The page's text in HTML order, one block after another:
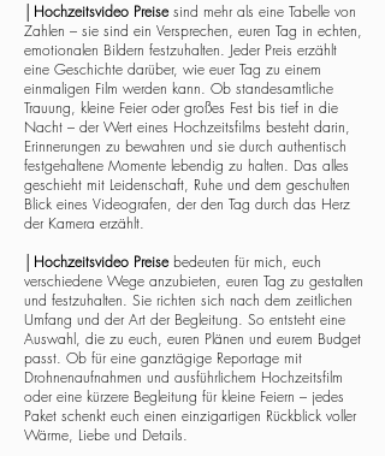
Hochzeitsvideo Preisesind mehr als eine Tabelle von
Zahlen – sie sind ein Versprechen, euren Tag in echten,
emotionalen Bildern festzuhalten. Jeder Preis erzählt
eine Geschichte darüber, wie euer Tag zu einem
einmaligen Film werden kann. Ob standesamtliche
Trauung, kleine Feier oder großes Fest bis tief in die
Nacht – der Wert eines Hochzeitsfilms besteht darin,
Erinnerungen zu bewahren und sie durch authentisch
festgehaltene Momente lebendig zu halten. Das alles
geschieht mit Leidenschaft, Ruhe und dem geschulten
Blick eines Videografen, der den Tag durch das Herz
der Kamera erzählt.
Hochzeitsvideo Preisebedeuten für mich, euch
verschiedene Wege anzubieten, euren Tag zu gestalten
und festzuhalten. Sie richten sich nach dem zeitlichen
Umfang und der Art der Begleitung. So entsteht eine
Auswahl, die zu euch, euren Plänen und eurem Budget
passt. Ob für eine ganztägige Reportage mit
Drohnenaufnahmen und ausführlichem Hochzeitsfilm
oder eine kürzere Begleitung für kleine Feiern – jedes
Paket schenkt euch einen einzigartigen Rückblick voller
Wärme, Liebe und Details.